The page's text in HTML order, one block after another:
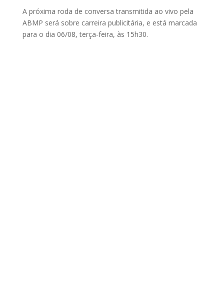
A próxima roda de conversa transmitida ao vivo pela
ABMP será sobre carreira publicitária, e está marcada
para o dia 06/08, terça-feira, às 15h30.